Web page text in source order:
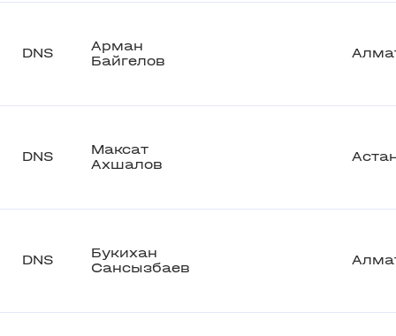
DNS
Арман
Байгелов
DNS
Максат
Ахшалов
DNS
Букихан
Сансызбаев